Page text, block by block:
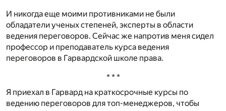
И никогда еще моими противниками не были
обладатели ученых степеней, эксперты в области
ведения переговоров. Сейчас же напротив меня сидел
профессор и преподаватель курса ведения
переговоров в Гарвардской школе права.
* * *
Я приехал в Гарвард на краткосрочные курсы по
ведению переговоров для топ-менеджеров, чтобы